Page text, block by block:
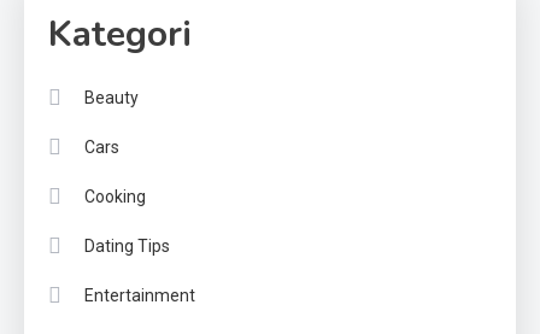
Kategori
Beauty
Cars
Cooking
Dating Tips
Entertainment